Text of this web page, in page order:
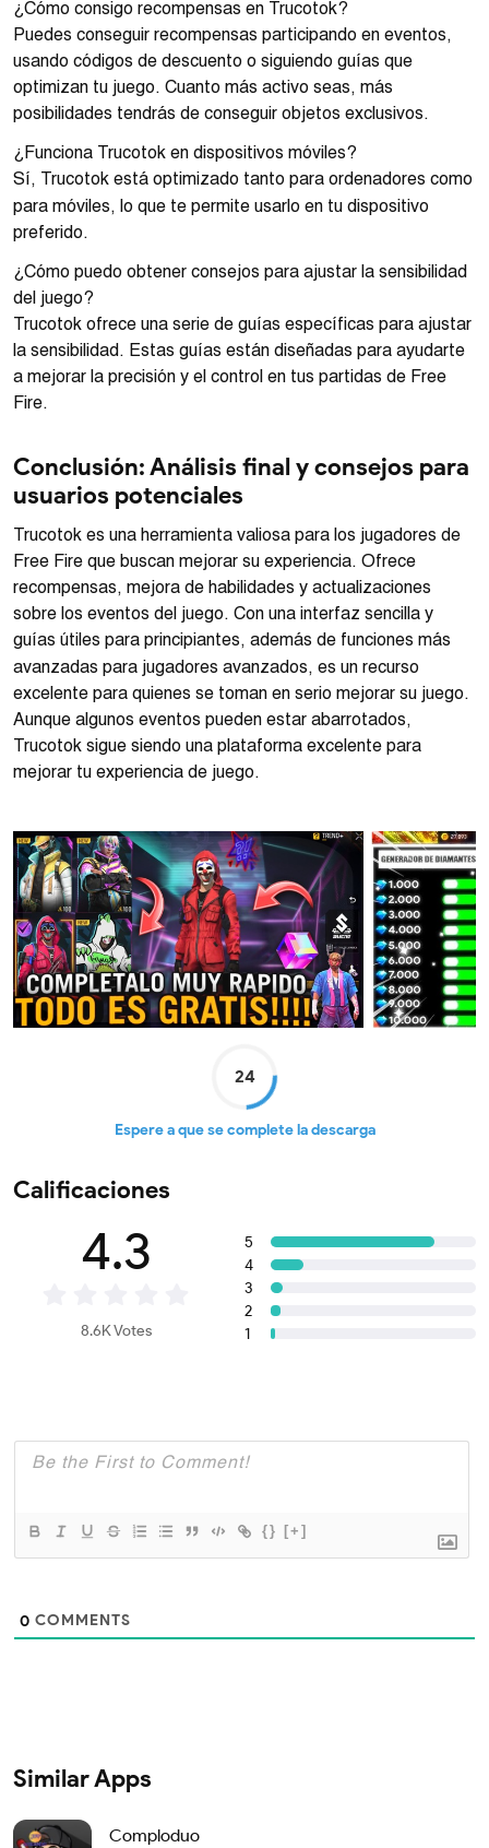
¿Cómo consigo recompensas en Trucotok?
Puedes conseguir recompensas participando en eventos,
usando códigos de descuento o siguiendo guías que
optimizan tu juego. Cuanto más activo seas, más
posibilidades tendrás de conseguir objetos exclusivos.
¿Funciona Trucotok en dispositivos móviles?
Sí, Trucotok está optimizado tanto para ordenadores como
para móviles, lo que te permite usarlo en tu dispositivo
preferido.
¿Cómo puedo obtener consejos para ajustar la sensibilidad
del juego?
Trucotok ofrece una serie de guías específicas para ajustar
la sensibilidad. Estas guías están diseñadas para ayudarte
a mejorar la precisión y el control en tus partidas de Free
Fire.
Conclusión: Análisis final y consejos para
usuarios potenciales
Trucotok es una herramienta valiosa para los jugadores de
Free Fire que buscan mejorar su experiencia. Ofrece
recompensas, mejora de habilidades y actualizaciones
sobre los eventos del juego. Con una interfaz sencilla y
guías útiles para principiantes, además de funciones más
avanzadas para jugadores avanzados, es un recurso
excelente para quienes se toman en serio mejorar su juego.
Aunque algunos eventos pueden estar abarrotados,
Trucotok sigue siendo una plataforma excelente para
mejorar tu experiencia de juego.
24
Espere a que se complete la descarga
Calificaciones
4.3
8.6K Votes
5
4
3
2
1
{} [+]
0 COMMENTS
Similar Apps
Comploduo